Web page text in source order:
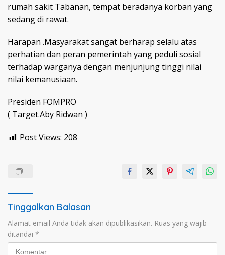
rumah sakit Tabanan, tempat beradanya korban yang
sedang di rawat.
Harapan .Masyarakat sangat berharap selalu atas
perhatian dan peran pemerintah yang peduli sosial
terhadap warganya dengan menjunjung tinggi nilai
nilai kemanusiaan.
Presiden FOMPRO
( Target.Aby Ridwan )
Post Views: 208
Tinggalkan Balasan
Alamat email Anda tidak akan dipublikasikan. Ruas yang wajib
ditandai *